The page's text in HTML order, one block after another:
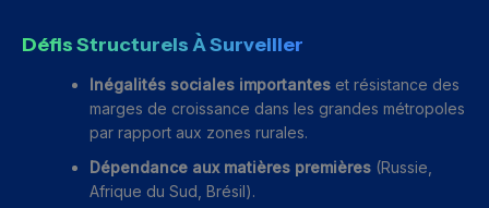
Défis Structurels À Surveiller
Inégalités sociales importantes et résistance des
marges de croissance dans les grandes métropoles
par rapport aux zones rurales.
Dépendance aux matières premières (Russie,
Afrique du Sud, Brésil).